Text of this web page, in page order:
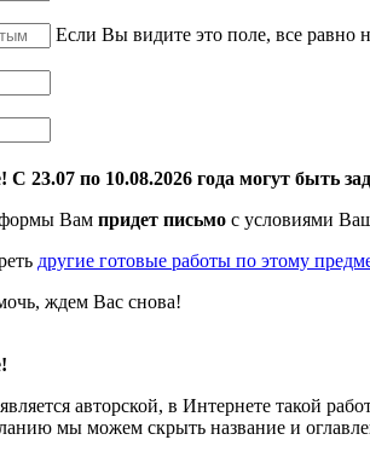
Если Вы видите это поле, все равно
23.07 по 10.08.2026 года могут быть
формы Вам придет письмо с условиями
другие готовые работы по этому
ждем Вас снова!
авторской, в Интернете такой
мы можем скрыть название и